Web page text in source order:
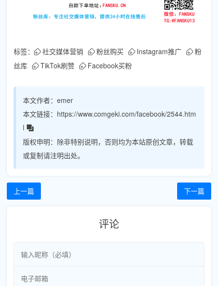
标签： 社交媒体营销 粉丝购买 Instagram推广
粉
丝库
TikTok刷赞 Facebook买粉
本文作者： emer
本文链接： https://www.comgeki.com/facebook/2544.htm
l
版权申明： 除非特别说明，否则均为本站原创文章，转载
或复制请注明出处。
上一篇 下一篇
评论